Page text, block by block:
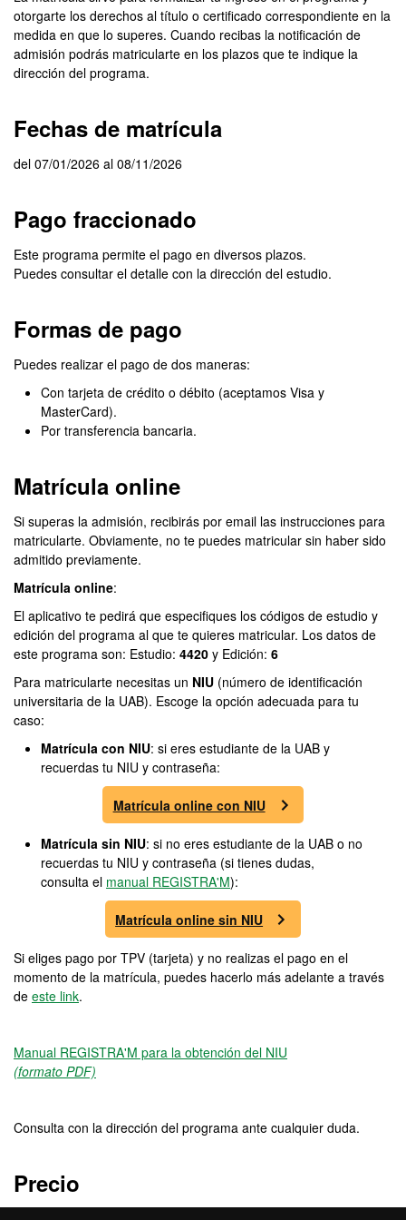
otorgarte los derechos al título o certificado correspondiente en la
medida en que lo superes. Cuando recibas la notificación de
admisión podrás matricularte en los plazos que te indique la
dirección del programa.
Fechas de matrícula
del 07/01/2026 al 08/11/2026
Pago fraccionado
Este programa permite el pago en diversos plazos.
Puedes consultar el detalle con la dirección del estudio.
Formas de pago
Puedes realizar el pago de dos maneras:
Con tarjeta de crédito o débito (aceptamos Visa y
MasterCard).
Por transferencia bancaria.
Matrícula online
Si superas la admisión, recibirás por email las instrucciones para
matricularte. Obviamente, no te puedes matricular sin haber sido
admitido previamente.
Matrícula online:
El aplicativo te pedirá que especifiques los códigos de estudio y
edición del programa al que te quieres matricular. Los datos de
este programa son: Estudio: 4420 y Edición: 6
Para matricularte necesitas un NIU (número de identificación
universitaria de la UAB). Escoge la opción adecuada para tu
caso:
Matrícula con NIU: si eres estudiante de la UAB y
recuerdas tu NIU y contraseña:
Matrícula online con NIU
Matrícula sin NIU: si no eres estudiante de la UAB o no
recuerdas tu NIU y contraseña (si tienes dudas,
consulta el manual REGISTRA'M):
Matrícula online sin NIU
Si eliges pago por TPV (tarjeta) y no realizas el pago en el
momento de la matrícula, puedes hacerlo más adelante a través
de este link.
Manual REGISTRA'M para la obtención del NIU
(formato PDF)
Consulta con la dirección del programa ante cualquier duda.
Precio